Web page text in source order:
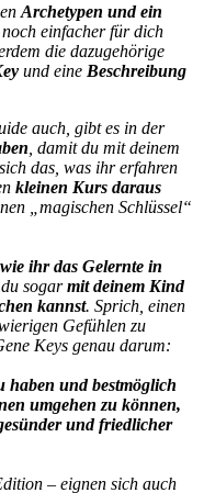
Archetypen und ein
einfacher für dich
die dazugehörige
und eine Beschreibung
auch, gibt es in der
, damit du mit deinem
das, was ihr erfahren
kleinen Kurs daraus
„magischen Schlüssel“
ihr das Gelernte in
sogarmit deinem Kind
kannst. Sprich, einen
Gefühlen zu
Keys genau darum:
haben und bestmöglich
umgehen zu können,
und friedlicher
– eignen sich auch